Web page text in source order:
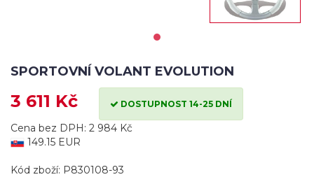
SPORTOVNÍ VOLANT EVOLUTION
3 611 Kč DOSTUPNOST 14-25 DNÍ
Cena bez DPH: 2 984 Kč
149.15 EUR
Kód zboží: P830108-93